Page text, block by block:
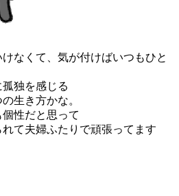
なくて、気が付けばいつもひと
独を感じる
生き方かな。
性だと思って
て夫婦ふたりで頑張ってます